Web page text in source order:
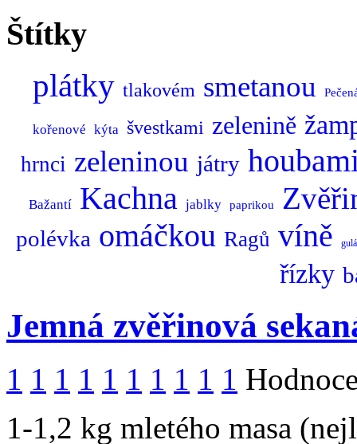
Štítky
plátky tlakovém smetanou
kořenové kýta švestkami zelenině
hrnci zeleninou játry
Bažantí Kachna jablky paprikou
polévka omáčkou Ragů víně
řízky
Jemná zvěřinová
1 1 1 1 1 1 1 1 1 1
1-1,2 kg mletého masa